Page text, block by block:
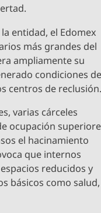
entidad, el Edomex
más grandes del
ampliamente su
condiciones
centros de
varias cárceles
ocupación
el hacinamiento
que internos
reducidos y
básicos como salud,